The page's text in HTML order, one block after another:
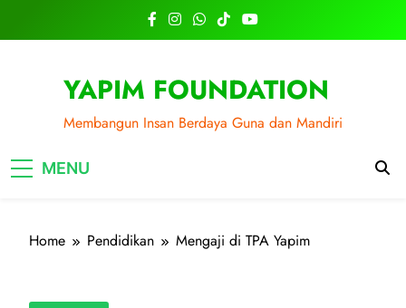
YAPIM FOUNDATION
Membangun Insan Berdaya Guna dan Mandiri
MENU
Home Pendidikan Mengaji di TPA Yapim